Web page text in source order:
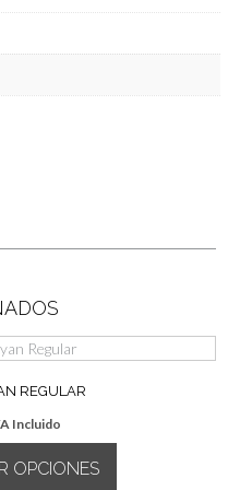
REGULAR
Incluido
OPCIONES